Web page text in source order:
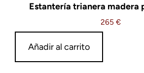
Estantería trianera madera
265 €
Añadir al carrito